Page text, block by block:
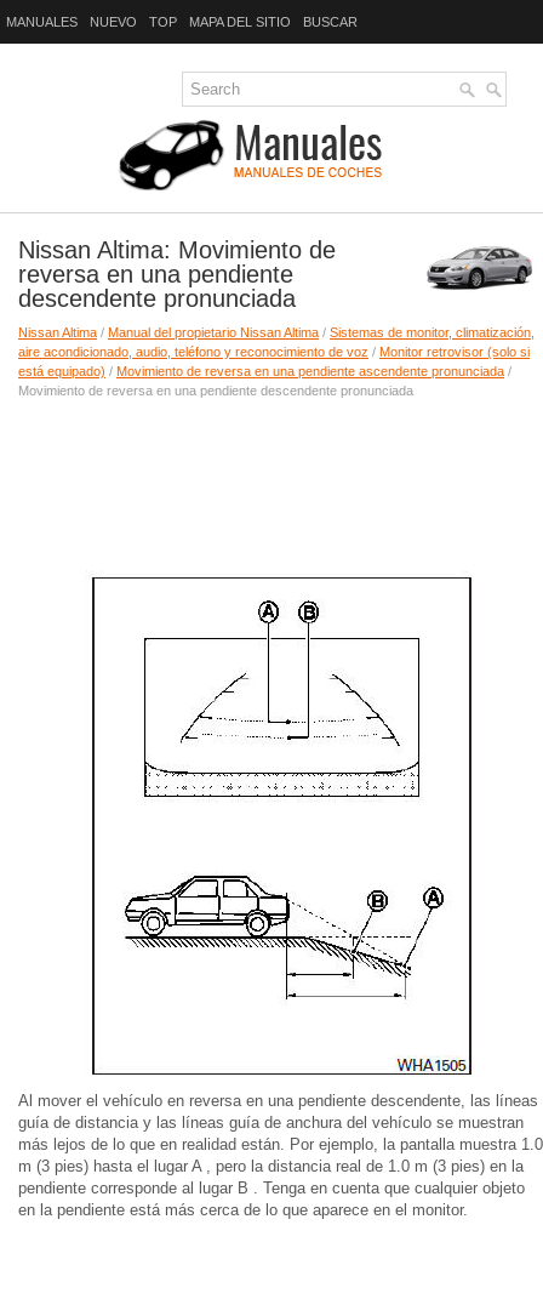
MANUALES NUEVO TOP MAPA DEL SITIO BUSCAR
Nissan Altima: Movimiento de
reversa en una pendiente
descendente pronunciada
Nissan Altima / Manual del propietario Nissan Altima / Sistemas de monitor, climatización,
aire acondicionado, audio, teléfono y reconocimiento de voz / Monitor retrovisor (solo si
está equipado) / Movimiento de reversa en una pendiente ascendente pronunciada /
Movimiento de reversa en una pendiente descendente pronunciada
Al mover el vehículo en reversa en una pendiente descendente, las líneas
guía de distancia y las líneas guía de anchura del vehículo se muestran
más lejos de lo que en realidad están. Por ejemplo, la pantalla muestra 1.0
m (3 pies) hasta el lugar A , pero la distancia real de 1.0 m (3 pies) en la
pendiente corresponde al lugar B . Tenga en cuenta que cualquier objeto
en la pendiente está más cerca de lo que aparece en el monitor.